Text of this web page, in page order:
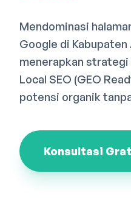
Bahasa Indonesia
Mendominasi
Google di Kabupaten
menerapkan strategi
Local SEO (GEO
potensi organik
Konsultasi